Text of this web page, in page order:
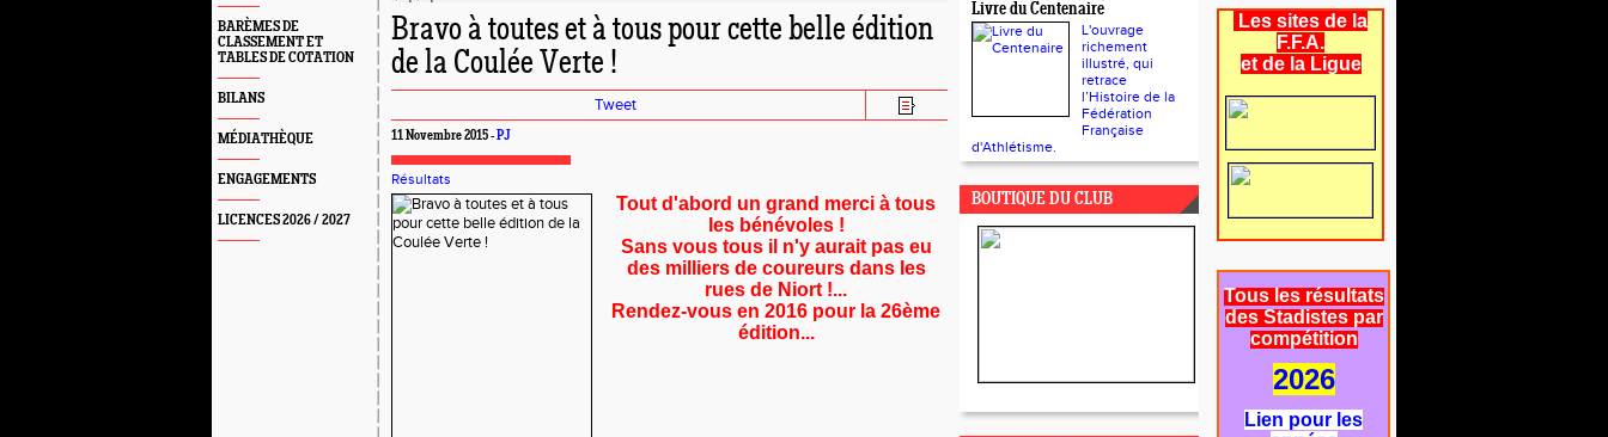
BARÈMES DE
CLASSEMENT ET
TABLES DE COTATION
BILANS
MÉDIATHÈQUE
ENGAGEMENTS
LICENCES 2026 / 2027
Bravo à toutes et à tous pour cette belle édition
de la Coulée Verte !
Tweet
11 Novembre 2015 -PJ
Résultats
Tout d'abord un grand merci à tous
les bénévoles !
Sans vous tous il n'y aurait pas eu
des milliers de coureurs dans les
rues de Niort !...
Rendez-vous en 2016 pour la 26ème
édition...
Livre du Centenaire
L'ouvrage
richement
illustré, qui
retrace
l’Histoire de la
Fédération
Française
d'Athlétisme.
BOUTIQUE DU CLUB
Les sites de la
F.F.A.
et de la Ligue
Tous les résultats
des Stadistes par
compétition
2026
Lien pour les